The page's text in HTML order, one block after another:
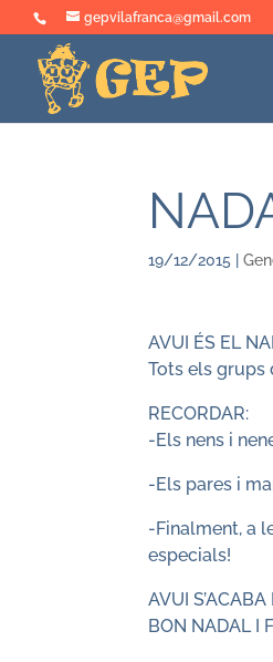
gepvilafranca@gmail.com
19/12/2015 |
AVUI ÉS EL
Tots els grups
RECORDAR:
-Els nens i
-Els pares i
-Finalment, a
especials!
AVUI
BON NADAL I